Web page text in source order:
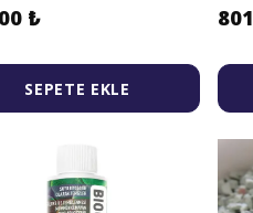
₺
SEPETE EKLE